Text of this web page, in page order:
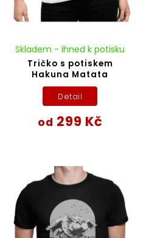
Tričko s potiskem
Hakuna Matata
Skladem - ihned k potisku
od 299 Kč
Detail